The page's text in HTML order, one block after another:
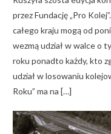
przez Fundację „Pro
całego kraju mogą od
wezmą udział w walce o
roku ponadto każdy, kto
udział w losowaniu
Roku” ma na […]